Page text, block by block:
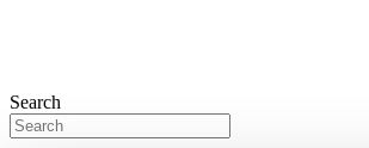
Search